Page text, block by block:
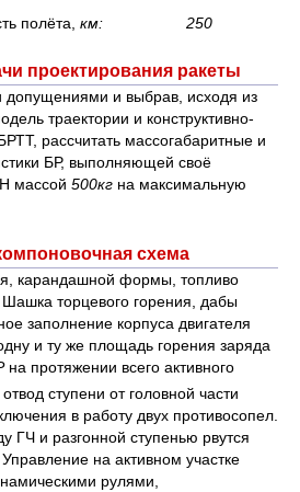
полёта, км: 250
проектирования ракеты
допущениями и выбрав, исходя из
траектории и конструктивно-
рассчитать массогабаритные и
БР, выполняющей своё
массой 500кг на максимальную
схема
карандашной формы, топливо
торцевого горения, дабы
заполнение корпуса двигателя
и ту же площадь горения заряда
на протяжении всего активного
ступени от головной части
в работу двух противосопел.
ГЧ и разгонной ступенью рвутся
на активном участке
рулями,